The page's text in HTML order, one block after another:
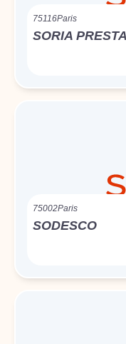
75116Paris
SORIA
75002Paris
SODESCO